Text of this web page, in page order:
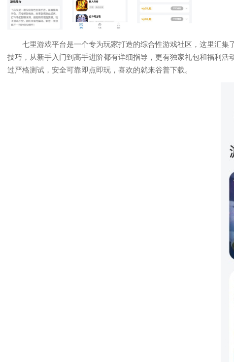
七里游戏平台是一个专为玩家打造的综合性游戏社区，这里汇
技巧，从新手入门到高手进阶都有详细指导，更有独家礼包和福利
过严格测试，安全可靠即点即玩，喜欢的就来谷普下载。